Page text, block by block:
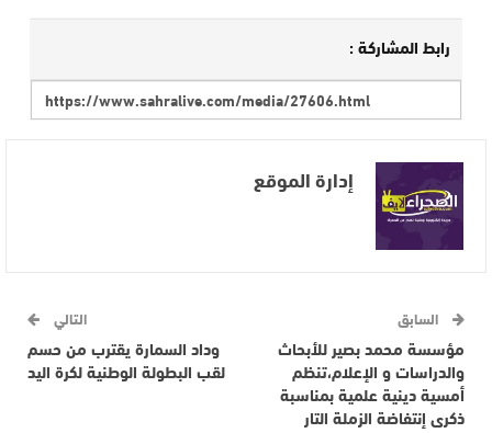
رابط المشاركة :
إدارة الموقع
السابق
مؤسسة محمد بصير للأبحاث
والدراسات و الإعلام،تنظم
أمسية دينية علمية بمناسبة
ذكرى إنتفاضة الزملة التار
التالي
وداد السمارة يقترب من حسم
لقب البطولة الوطنية لكرة اليد